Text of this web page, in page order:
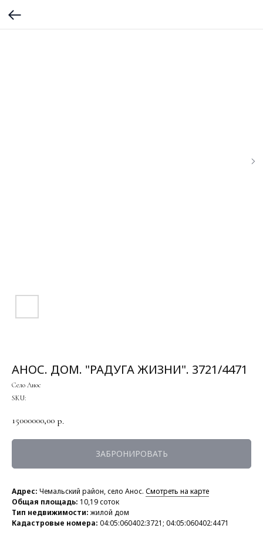
АНОС. ДОМ. "РАДУГА ЖИЗНИ". 3721/4471
Село Анос
SKU:
15000000,00 р.
ЗАБРОНИРОВАТЬ
Адрес: Чемальский район, село Анос. Смотреть на карте
Общая площадь: 10,19 соток
Тип недвижимости: жилой дом
Кадастровые номера: 04:05:060402:3721; 04:05:060402:4471